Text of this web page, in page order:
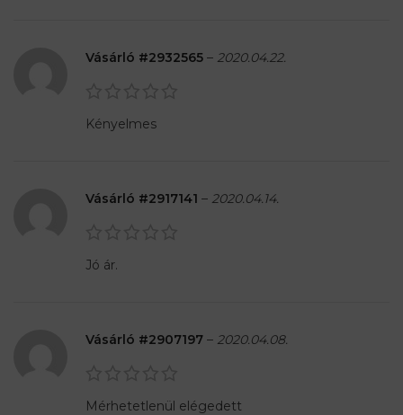
Vásárló #2932565 – 2020.04.22.
Kényelmes
Vásárló #2917141 – 2020.04.14.
Jó ár.
Vásárló #2907197 – 2020.04.08.
Mérhetetlenül elégedett